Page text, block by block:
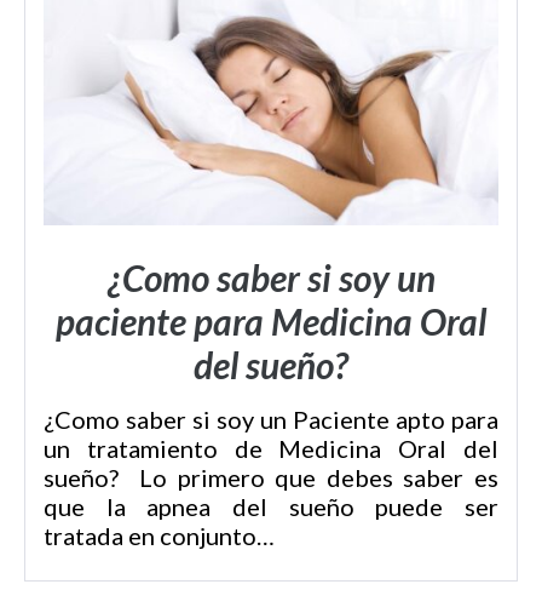
¿Como saber si soy un
paciente para Medicina Oral
del sueño?
¿Como saber si soy un Paciente apto para
un tratamiento de Medicina Oral del
sueño? Lo primero que debes saber es
que la apnea del sueño puede ser
tratada en conjunto…